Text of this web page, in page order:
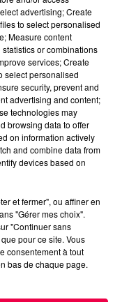
Monsieur Le Rein
de l’enquête pour
mort. Votre
le lieu et le
bénéficier d’un
Les enquêteurs
participeront à
avec une
!
se déroulera ce
en matière
Monsieur Le
sur les
advertising; Create
to select personalised
Measure content
or combinations
services; Create
select personalised
security, prevent and
advertising and content;
technologies may
browsing data to offer
on information actively
and combine data from
devices based on
et fermer", ou affiner en
"Gérer mes choix".
"Continuer sans
pour ce site. Vous
consentement à tout
bas de chaque page.